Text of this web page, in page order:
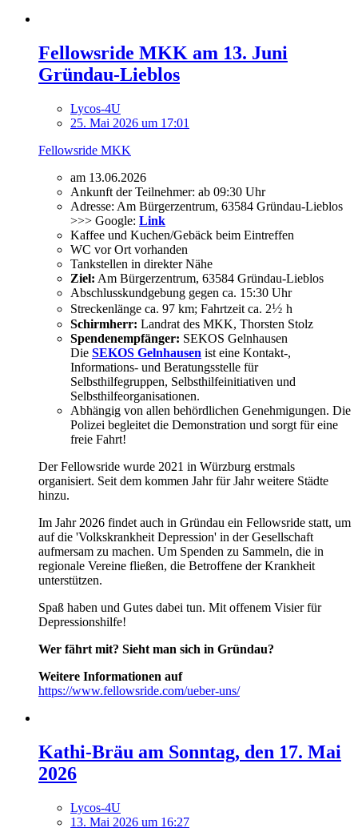
Fellowsride MKK am 13. Juni
Gründau-Lieblos
Lycos-4U
25. Mai 2026 um 17:01
Fellowsride MKK
am 13.06.2026
Ankunft der Teilnehmer: ab 09:30 Uhr
Adresse: Am Bürgerzentrum, 63584 Gründau-Lieblos
>>> Google: Link
Kaffee und Kuchen/Gebäck beim Eintreffen
WC vor Ort vorhanden
Tankstellen in direkter Nähe
Ziel: Am Bürgerzentrum, 63584 Gründau-Lieblos
Abschlusskundgebung gegen ca. 15:30 Uhr
Streckenlänge ca. 97 km; Fahrtzeit ca. 2½ h
Schirmherr: Landrat des MKK, Thorsten Stolz
Spendenempfänger: SEKOS Gelnhausen
Die SEKOS Gelnhausen ist eine Kontakt-,
Informations- und Beratungsstelle für
Selbsthilfegruppen, Selbsthilfeinitiativen und
Selbsthilfeorganisationen.
Abhängig von allen behördlichen Genehmigungen. Die
Polizei begleitet die Demonstration und sorgt für eine
freie Fahrt!
Der Fellowsride wurde 2021 in Würzburg erstmals
organisiert. Seit dem kommen Jahr für Jahr weitere Städte
hinzu.
Im Jahr 2026 findet auch in Gründau ein Fellowsride statt, um
auf die 'Volkskrankheit Depression' in der Gesellschaft
aufmersam zu machen. Um Spenden zu Sammeln, die in
regionale Vereine fließen, die Betroffene der Krankheit
unterstützen.
Spaß haben und Gutes dabei tun. Mit offenem Visier für
Depressionshilfe!
Wer fährt mit? Sieht man sich in Gründau?
Weitere Informationen auf
https://www.fellowsride.com/ueber-uns/
Kathi-Bräu am Sonntag, den 17. Mai
2026
Lycos-4U
13. Mai 2026 um 16:27